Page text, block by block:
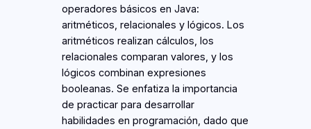
operadores básicos en Java:
aritméticos, relacionales y lógicos. Los
aritméticos realizan cálculos, los
relacionales comparan valores, y los
lógicos combinan expresiones
booleanas. Se enfatiza la importancia
de practicar para desarrollar
habilidades en programación, dado que